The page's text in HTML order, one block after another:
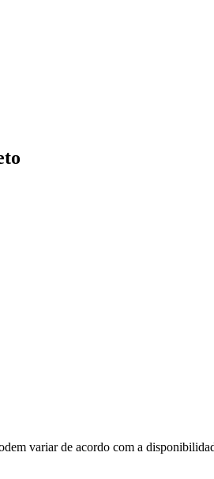
variar de acordo com a